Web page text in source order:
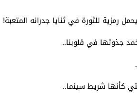
رمزية للثورة في ثنايا جدرانه المتعبة!
جذوتها في قلوبنا..
كأنها شريط سينما..